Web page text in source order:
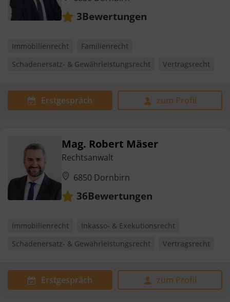
3Bewertungen
Immobilienrecht
Familienrecht
Schadenersatz- & Gewährleistungsrecht
Vertragsrecht
Erstgespräch zum Profil
Mag. Robert Mäser
Rechtsanwalt
6850 Dornbirn
36Bewertungen
Immobilienrecht
Inkasso- & Exekutionsrecht
Schadenersatz- & Gewährleistungsrecht
Vertragsrecht
Erstgespräch zum Profil